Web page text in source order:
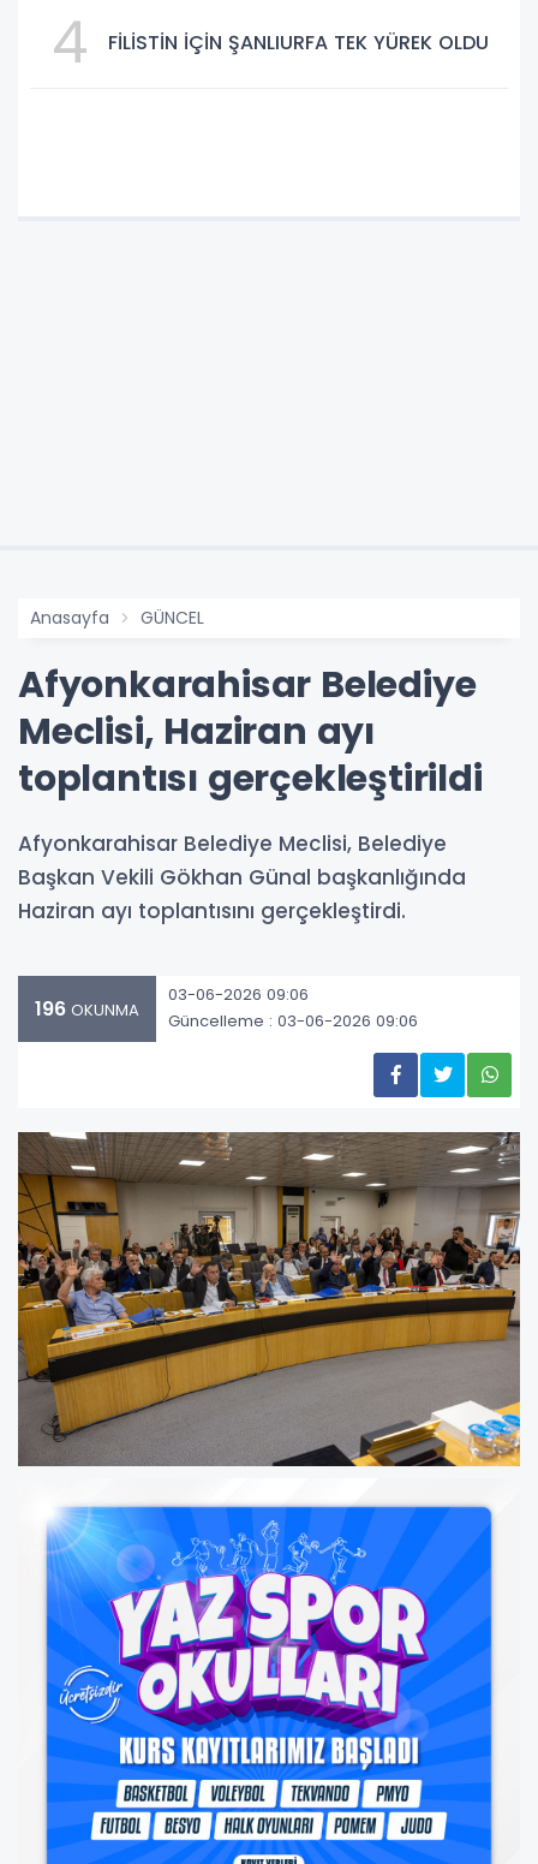
4 FİLİSTİN İÇİN ŞANLIURFA TEK YÜREK OLDU
Anasayfa GÜNCEL
Afyonkarahisar Belediye
Meclisi, Haziran ayı
toplantısı gerçekleştirildi
Afyonkarahisar Belediye Meclisi, Belediye
Başkan Vekili Gökhan Günal başkanlığında
Haziran ayı toplantısını gerçekleştirdi.
196 OKUNMA
03-06-2026 09:06
Güncelleme : 03-06-2026 09:06